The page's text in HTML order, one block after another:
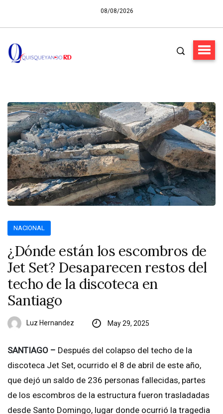
08/08/2026
NACIONAL
¿Dónde están los escombros de
Jet Set? Desaparecen restos del
techo de la discoteca en
Santiago
Luz Hernandez May 29, 2025
SANTIAGO – Después del colapso del techo de la
discoteca Jet Set, ocurrido el 8 de abril de este año,
que dejó un saldo de 236 personas fallecidas, partes
de los escombros de la estructura fueron trasladadas
desde Santo Domingo, lugar donde ocurrió la tragedia